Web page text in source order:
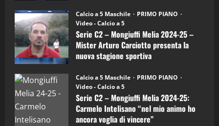
Calcio a 5 Maschile
PRIMO PIANO
Video - Calcio a 5
Serie C2 – Mongiuffi Melia 2024-25 –
Mister Arturo Carciotto presenta la
nuova stagione sportiva
Calcio a 5 Maschile
PRIMO PIANO
Video - Calcio a 5
Serie C2 – Mongiuffi Melia 2024-25:
Carmelo Intelisano “nel mio animo ho
ancora voglia di vincere”
1
“SportEmpire” in Podcast: 30^ Puntata
(Martedi 05 Maggio 2026)
08/05/2026
“SportEmpire” in Podcast: 29^ Puntata
(Martedi 28 Aprile 2026)
28/04/2026